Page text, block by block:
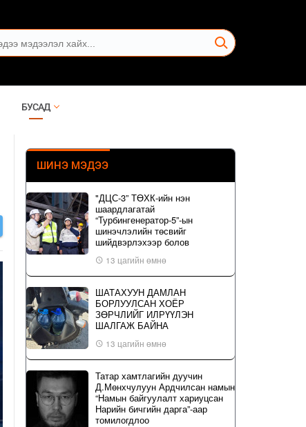
БУСАД
ШИНЭ МЭДЭЭ
"ДЦС-3” ТӨХК-ийн нэн
шаардлагатай
“Турбингенератор-5”-ын
шинэчлэлийн төсвийг
шийдвэрлэхээр болов
13 цагийн өмнө
ШАТАХУУН ДАМЛАН
БОРЛУУЛСАН ХОЁР
ЗӨРЧЛИЙГ ИЛРҮҮЛЭН
ШАЛГАЖ БАЙНА
13 цагийн өмнө
Татар хамтлагийн дуучин
Д.Мөнхчулуун Ардчилсан намын
“Намын байгуулалт хариуцсан
Нарийн бичгийн дарга”-аар
томилогдлоо